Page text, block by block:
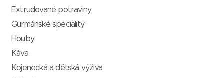
Extrudované potraviny
Gurmánské speciality
Houby
Káva
Kojenecká a dětská výživa